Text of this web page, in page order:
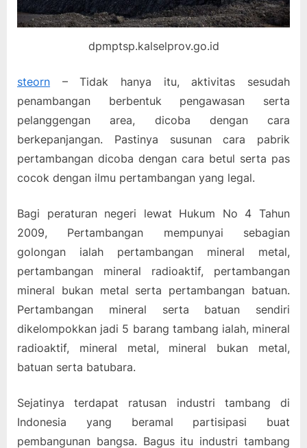
dpmptsp.kalselprov.go.id
steorn – Tidak hanya itu, aktivitas sesudah
penambangan berbentuk pengawasan serta
pelanggengan area, dicoba dengan cara
berkepanjangan. Pastinya susunan cara pabrik
pertambangan dicoba dengan cara betul serta pas
cocok dengan ilmu pertambangan yang legal.
Bagi peraturan negeri lewat Hukum No 4 Tahun
2009, Pertambangan mempunyai sebagian
golongan ialah pertambangan mineral metal,
pertambangan mineral radioaktif, pertambangan
mineral bukan metal serta pertambangan batuan.
Pertambangan mineral serta batuan sendiri
dikelompokkan jadi 5 barang tambang ialah, mineral
radioaktif, mineral metal, mineral bukan metal,
batuan serta batubara.
Sejatinya terdapat ratusan industri tambang di
Indonesia yang beramal partisipasi buat
pembangunan bangsa. Bagus itu industri tambang